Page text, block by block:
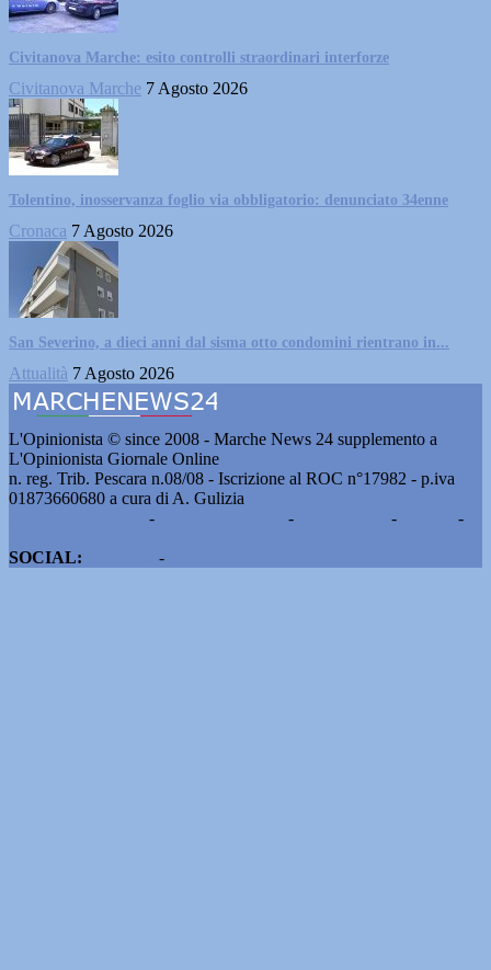
Civitanova Marche: esito controlli straordinari interforze
Civitanova Marche 7 Agosto 2026
Tolentino, inosservanza foglio via obbligatorio: denunciato 34enne
Cronaca 7 Agosto 2026
San Severino, a dieci anni dal sisma otto condomini rientrano in...
Attualità 7 Agosto 2026
L'Opinionista © since 2008 - Marche News 24 supplemento a
L'Opinionista Giornale Online
n. reg. Trib. Pescara n.08/08 - Iscrizione al ROC n°17982 - p.iva
01873660680 a cura di A. Gulizia
- - -
-
SOCIAL:
-